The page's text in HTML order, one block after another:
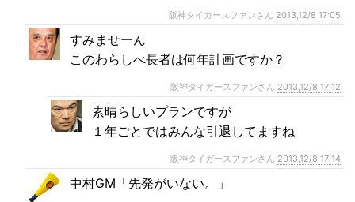
阪神タイガースファンさん 2013,12/8 17:05
すみませーん
このわらしべ長者は何年計画ですか？
阪神タイガースファンさん 2013,12/8 17:12
素晴らしいプランですが
１年ごとではみんな引退してますね
阪神タイガースファンさん 2013,12/8 17:14
中村GM「先発がいない。」